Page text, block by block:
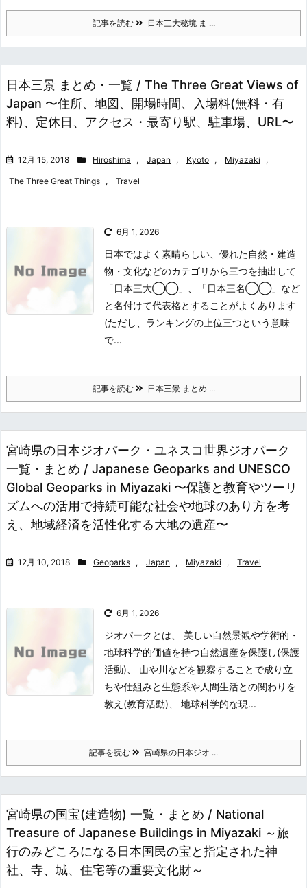
記事を読む 日本三大秘境 ま ...
日本三景 まとめ・一覧 / The Three Great Views of
Japan 〜住所、地図、開場時間、入場料(無料・有
料)、定休日、アクセス・最寄り駅、駐車場、URL〜
12月 15, 2018 Hiroshima , Japan , Kyoto , Miyazaki ,
The Three Great Things , Travel
6月 1, 2026
日本ではよく素晴らしい、優れた自然・建造
物・文化などのカテゴリから三つを抽出して
「日本三大◯◯」、「日本三名◯◯」など
と名付けて代表格とすることがよくあります
(ただし、ランキングの上位三つという意味
で...
記事を読む 日本三景 まとめ ...
宮崎県の日本ジオパーク・ユネスコ世界ジオパーク
一覧・まとめ / Japanese Geoparks and UNESCO
Global Geoparks in Miyazaki 〜保護と教育やツーリ
ズムへの活用で持続可能な社会や地球のあり方を考
え、地域経済を活性化する大地の遺産〜
12月 10, 2018 Geoparks , Japan , Miyazaki , Travel
6月 1, 2026
ジオパークとは、 美しい自然景観や学術的・
地球科学的価値を持つ自然遺産を保護し(保護
活動)、 山や川などを観察することで成り立
ちや仕組みと生態系や人間生活との関わりを
教え(教育活動)、 地球科学的な現...
記事を読む 宮崎県の日本ジオ ...
宮崎県の国宝(建造物) 一覧・まとめ / National
Treasure of Japanese Buildings in Miyazaki ～旅
行のみどころになる日本国民の宝と指定された神
社、寺、城、住宅等の重要文化財～